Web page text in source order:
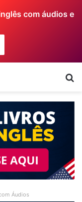
com áudios e
Áudios